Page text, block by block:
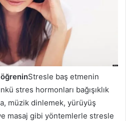
Stresle baş etmenin
stres hormonları bağışıklık
müzik dinlemek, yürüyüş
masaj gibi yöntemlerle stresle